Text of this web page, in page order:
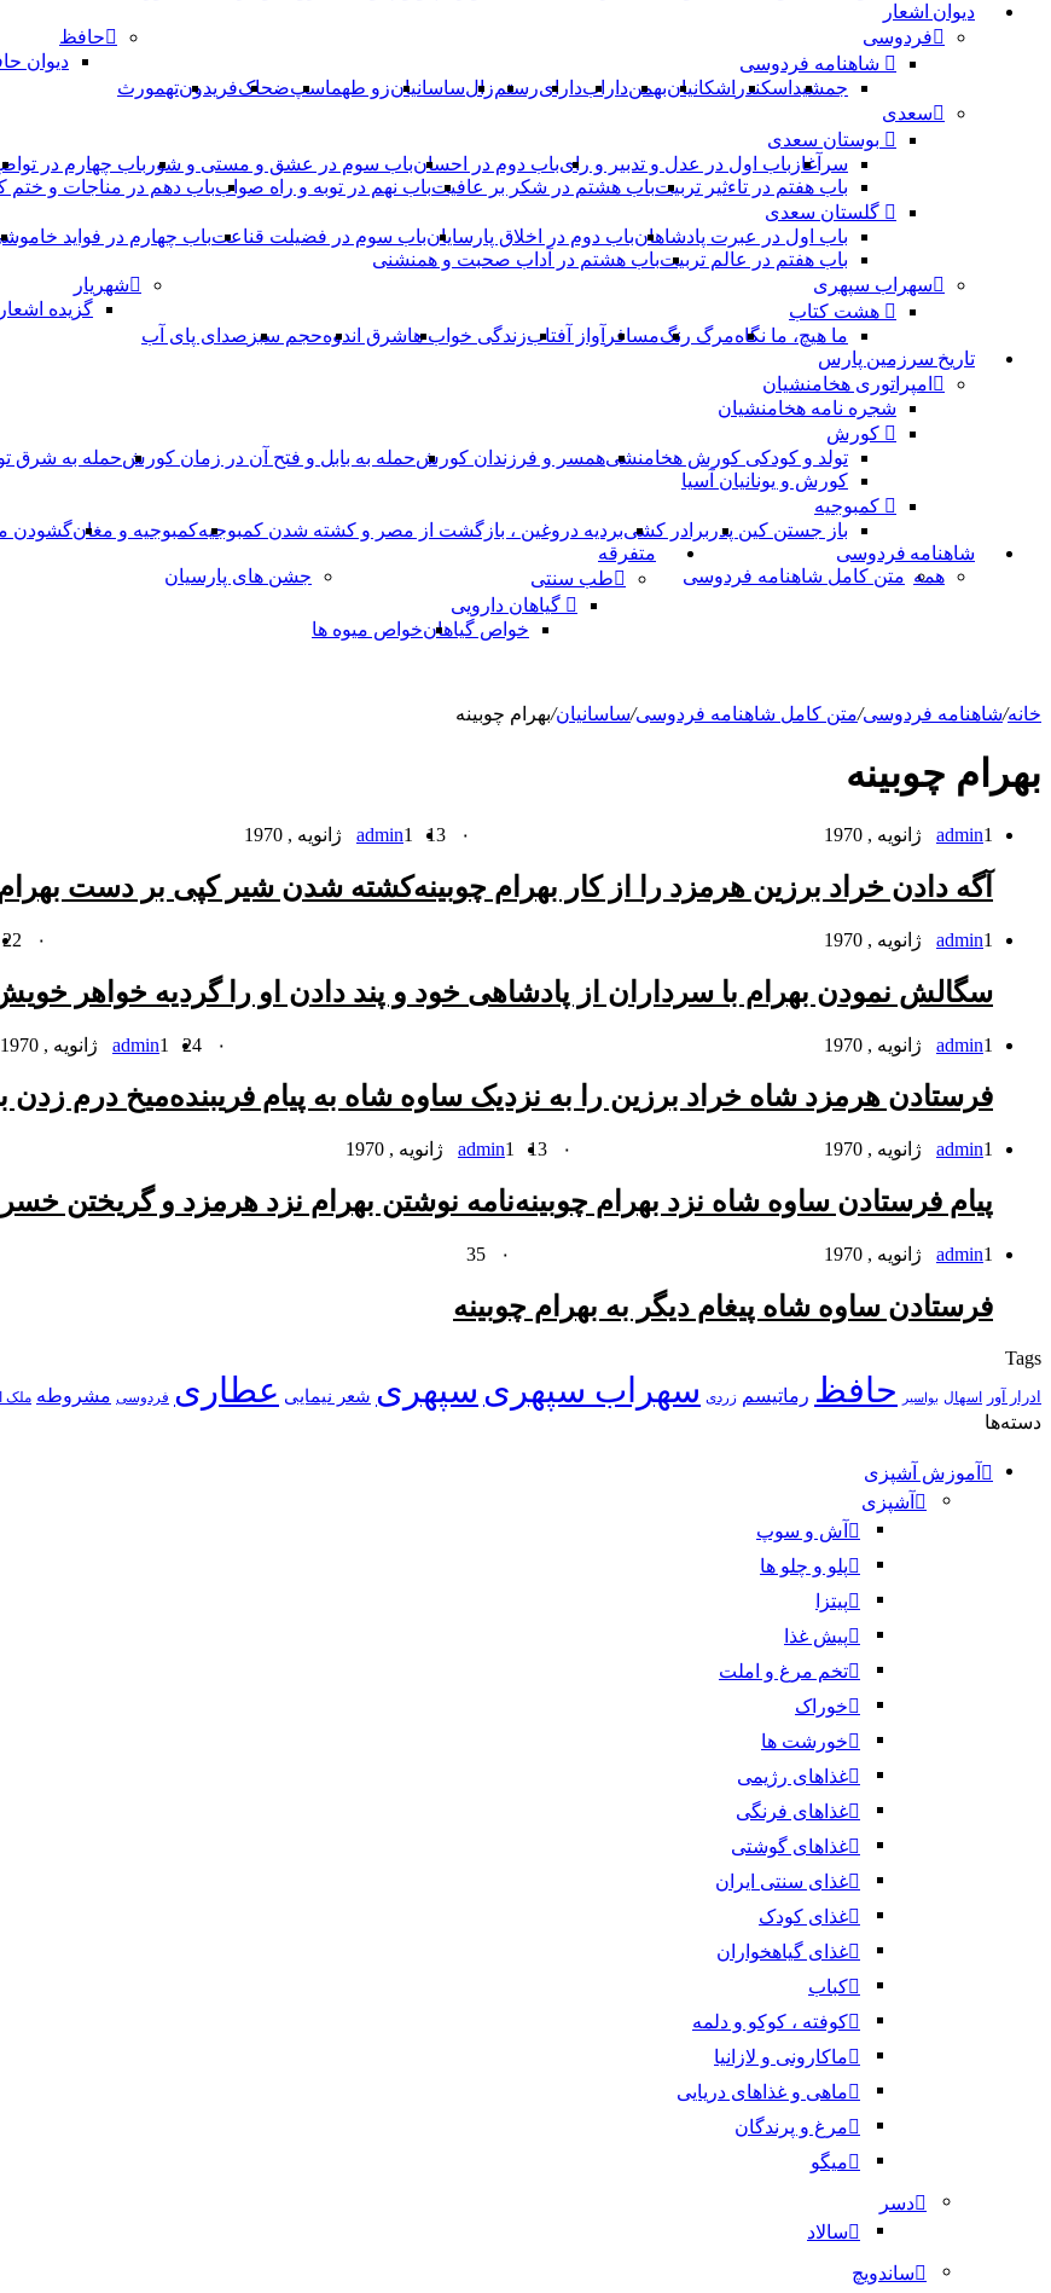
دیوان اشعار
فردوسی
شاهنامه فردوسی
جمشید اسکندر اشکانیانبهمندارابدارایرستمزالساسانیانزو طهماسپ‏ضحاکفریدونتهمورث
حافظ
دیوان
سعدی
بوستان سعدی
سرآغاز باب اول در عدل و تدبیر و رایباب دوم در احسانباب سوم در عشق و مستی و شور باب چهارم در
باب هفتم در تاءثیر تربیتباب هشتم در شکر بر عافیتباب نهم در توبه و راه صوابباب دهم در مناجات و ختم
گلستان سعدی
باب اول در عبرت پادشاهانباب دوم در اخلاق پارسایانباب سوم در فضیلت قناعتباب چهارم در فواید
باب هفتم در عالم تربیتباب هشتم در آداب صحبت و همنشنى
سهراب سپهری
هشت کتاب
ما هیچ، ما نگاهمرگ رنگمسافر آواز آفتابزندگی خواب هاشرق اندوهحجم سبز صدای پای آب
شهریار
گزیده
تاریخ سرزمین پارس
امپراتوری هخامنشیان
شجره نامه هخامنشیان
کورش
تولد و کودکی کورش هخامنشیهمسر و فرزندان کورشحمله به بابل و فتح آن در زمان کورشحمله به شرق
کورش و یونانیان آسیا
کمبوجیه
باز جستن کین پدر برادر کشیبردیه دروغین ، بازگشت از مصر و کشته شدن کمبوجیهکمبوجیه و مغانگشودن
شاهنامه فردوسی
همه متن کامل شاهنامه فردوسی
متفرقه
طب سنتی
گیاهان دارویی
خواص گیاهانخواص میوه ها
جشن های پارسیان
خانه/شاهنامه فردوسی/متن کامل شاهنامه فردوسی/ساسانیان/بهرام چوبینه
بهرام چوبینه
admin1 ژانویه , 1970 ۰
آگه دادن خراد برزین هرمزد را از کار بهرام چوبینه
admin1 ژانویه , 1970
کشته شدن شیر کپى بر دست بهرام
admin1 ژانویه , 1970 ۰
سگالش نمودن بهرام با سرداران از پادشاهى خود و پند دادن او را گردیه خواهر
admin1 ژانویه , 1970 ۰
فرستادن هرمزد شاه خراد برزین را به نزدیک ساوه شاه به پیام فریبنده
admin1 ژانویه , 1970
میخ درم زدن
admin1 ژانویه , 1970 ۰
پیام فرستادن ساوه شاه نزد بهرام چوبینه
admin1 ژانویه , 1970
نامه نوشتن بهرام نزد هرمزد و گریختن
admin1 ژانویه , 1970 ۰
فرستادن ساوه شاه پیغام دیگر به بهرام چوبینه
Tags
ادرار آور اسهال بواسیر حافظ رماتیسم زردی سهراب سپهری سپهری شعر نیمایی عطاری فردوسی مشروطه ملک
دسته‌ها
آموزش آشپزی
آشپزی
آش و سوپ
پلو و چلو ها
پیتزا
پیش غذا
تخم مرغ و املت
خوراک
خورشت ها
غذاهای رژیمی
غذاهای فرنگی
غذاهای گوشتی
غذای سنتی ایران
غذای کودک
غذای گیاهخواران
کباب
کوفته ، کوکو و دلمه
ماکارونی و لازانیا
ماهی و غذاهای دریایی
مرغ و پرندگان
میگو
دسر
سالاد
ساندویچ